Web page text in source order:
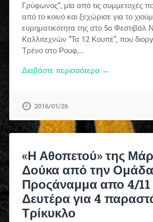
Γρύφωνος“, μία από τις συμμετοχές
από το κοινό και ξεχώρισε για το
ευρηματικότητα της στο 5ο Φεστιβάλ
Καλλιτεχνών “Τα 12 Κουπέ”, που
Τρένο στο Ρουφ,…
Διαβάστε περισσότερα →
2016/01/26
«Η Αθοπετού» της
Δούκα από την Ομάδα
Προςάναμμα απο 4/11
Δευτέρα για 4
Τρίκυκλο